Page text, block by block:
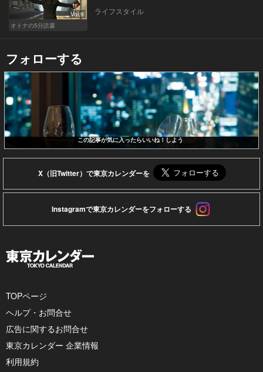
Vol.9
オトナの5分読書
ライフスタイル
フォローする
この記事が気に入ったらいいね！しよう
X（旧Twitter）で東京カレンダーを
Instagramで東京カレンダーをフォローする
TOPページ
ヘルプ・お問合せ
広告に関するお問合せ
東京カレンダー 企業情報
利用規約